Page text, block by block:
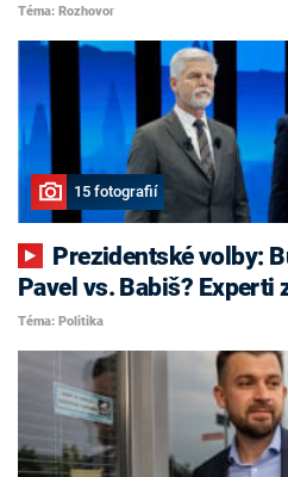
Téma: Rozhovor
15 fotografií
Pavel vs. Babiš? Experti
Téma: Politika